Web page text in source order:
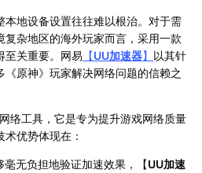
本地设备设置往往难以根治。对于需
杂地区的海外玩家而言，采用一款
至关重要。网易 【UU加速器】 以其针
原神》玩家解决网络问题的信赖之
络工具，它是专为提升游戏网络质量
优势体现在：
毫无负担地验证加速效果，【UU加速